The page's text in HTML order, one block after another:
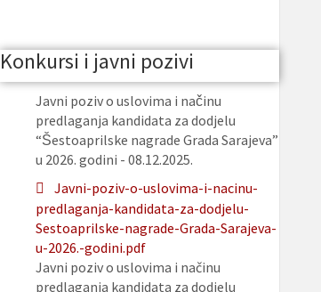
Konkursi i javni pozivi
Javni poziv o uslovima i načinu
predlaganja kandidata za dodjelu
“Šestoaprilske nagrade Grada Sarajeva”
u 2026. godini - 08.12.2025.
Javni-poziv-o-uslovima-i-nacinu-
predlaganja-kandidata-za-dodjelu-
Sestoaprilske-nagrade-Grada-Sarajeva-
u-2026.-godini.pdf
Javni poziv o uslovima i načinu
predlaganja kandidata za dodjelu